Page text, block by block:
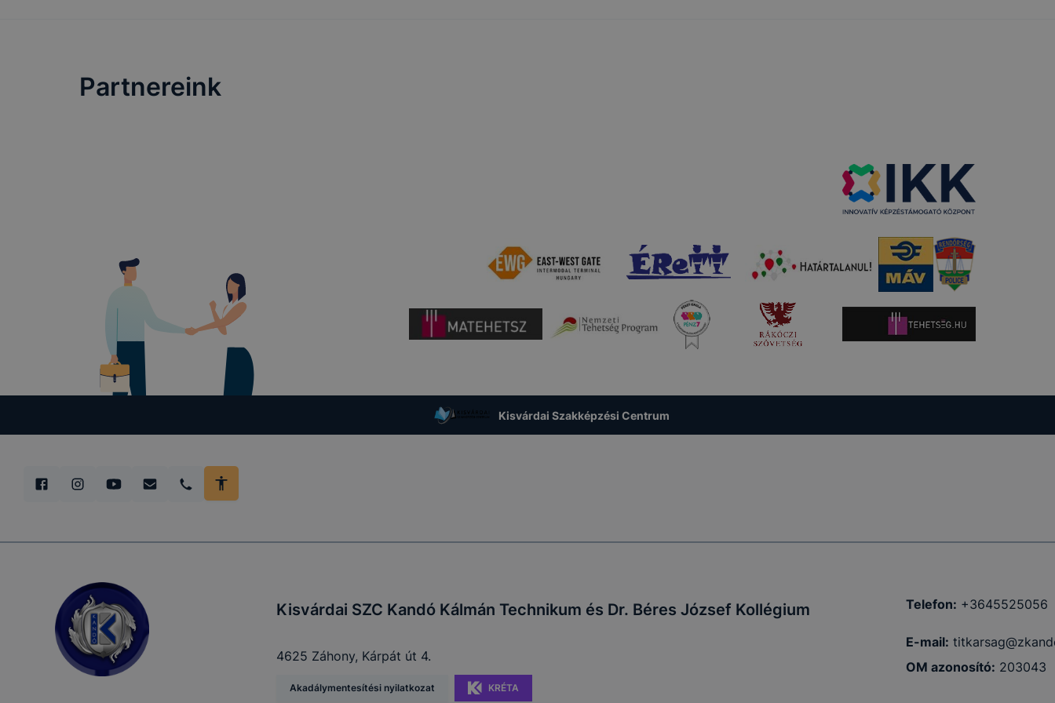
Partnereink
Kisvárdai Szakképzési Centrum
Kisvárdai SZC Kandó Kálmán Technikum és Dr. Béres József Kollégium
4625 Záhony, Kárpát út 4.
Akadálymentesítési nyilatkozat KRÉTA
Telefon: +3645525056
E-mail:
OM azonosító: 203043